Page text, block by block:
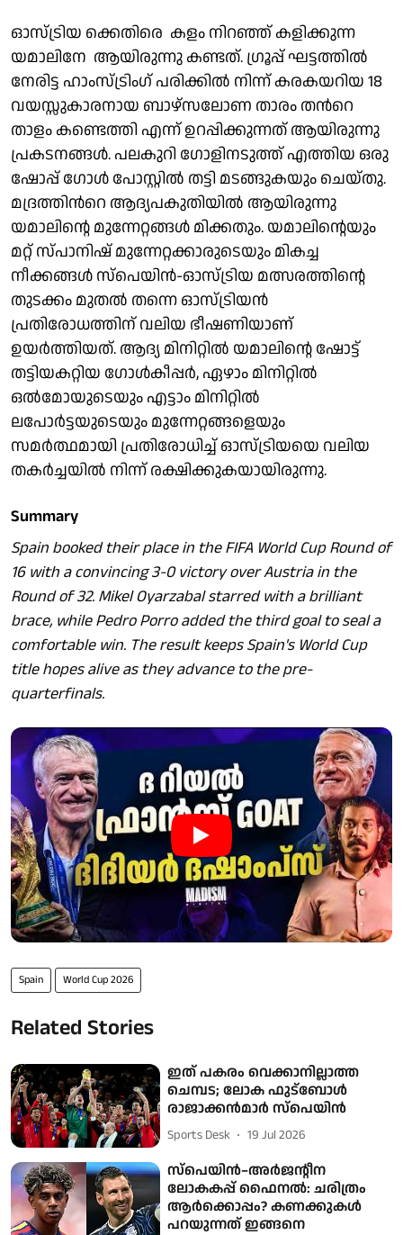
ഓസ്ട്രിയ ക്കെതിരെ കളം നിറഞ്ഞ് കളിക്കുന്ന
യമാലിനേ ആയിരുന്നു കണ്ടത്. ഗ്രൂപ്പ് ഘട്ടത്തിൽ
നേരിട്ട ഹാംസ്ട്രിംഗ് പരിക്കിൽ നിന്ന് കരകയറിയ 18
വയസ്സുകാരനായ ബാഴ്‌സലോണ താരം തൻറെ
താളം കണ്ടെത്തി എന്ന് ഉറപ്പിക്കുന്നത് ആയിരുന്നു
പ്രകടനങ്ങൾ. പലകുറി ഗോളിനടുത്ത് എത്തിയ ഒരു
ഷോപ്പ് ഗോൾ പോസ്റ്റിൽ തട്ടി മടങ്ങുകയും ചെയ്തു.
മദ്രത്തിൻറെ ആദ്യപകുതിയിൽ ആയിരുന്നു
യമാലിന്റെ മുന്നേറ്റങ്ങൾ മിക്കതും. യമാലിന്റെയും
മറ്റ് സ്പാനിഷ് മുന്നേറ്റക്കാരുടെയും മികച്ച
നീക്കങ്ങൾ സ്പെയിൻ-ഓസ്ട്രിയ മത്സരത്തിന്റെ
തുടക്കം മുതൽ തന്നെ ഓസ്ട്രിയൻ
പ്രതിരോധത്തിന് വലിയ ഭീഷണിയാണ്
ഉയർത്തിയത്. ആദ്യ മിനിറ്റിൽ യമാലിന്റെ ഷോട്ട്
തട്ടിയകറ്റിയ ഗോൾകീപ്പർ, ഏഴാം മിനിറ്റിൽ
ഒൽമോയുടെയും എട്ടാം മിനിറ്റിൽ
ലപോർട്ടയുടെയും മുന്നേറ്റങ്ങളെയും
സമർത്ഥമായി പ്രതിരോധിച്ച് ഓസ്ട്രിയയെ വലിയ
തകർച്ചയിൽ നിന്ന് രക്ഷിക്കുകയായിരുന്നു.
Summary
Spain booked their place in the FIFA World Cup Round of
16 with a convincing 3-0 victory over Austria in the
Round of 32. Mikel Oyarzabal starred with a brilliant
brace, while Pedro Porro added the third goal to seal a
comfortable win. The result keeps Spain's World Cup
title hopes alive as they advance to the pre-
quarterfinals.
Spain World Cup 2026
Related Stories
ഇത് പകരം വെക്കാനില്ലാത്ത
ചെമ്പട; ലോക ഫുട്ബാേൾ
രാജാക്കൻമാർ സ്പെയിൻ
Sports Desk 19 Jul 2026
സ്പെയിൻ–അർജന്റീന
ലോകകപ്പ് ഫൈനൽ: ചരിത്രം
ആർക്കൊപ്പം? കണക്കുകൾ
പറയുന്നത് ഇങ്ങനെ